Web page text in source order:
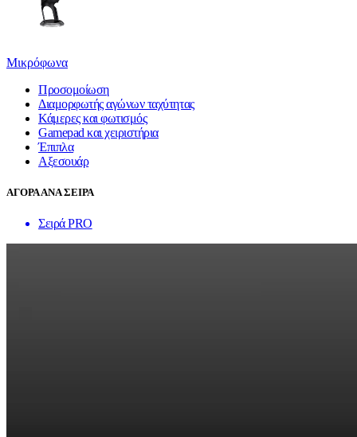
Μικρόφωνα
Προσομοίωση
Διαμορφωτής αγώνων ταχύτητας
Κάμερες και φωτισμός
Gamepad και χειριστήρια
Έπιπλα
Αξεσουάρ
ΑΓΟΡΑ ΑΝΑ ΣΕΙΡΑ
Σειρά PRO